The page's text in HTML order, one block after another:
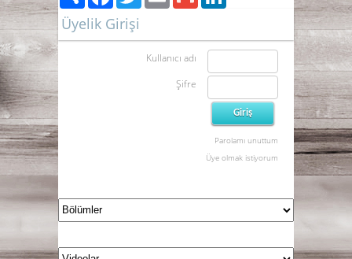
Üyelik Girişi
Kullanıcı adı
Şifre
Parolamı unuttum
Üye olmak istiyorum